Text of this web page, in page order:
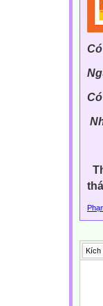
th
Kích